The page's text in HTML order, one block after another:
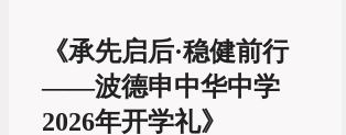
《承先启后·稳健前行
——波德申中华中学
2026年开学礼》